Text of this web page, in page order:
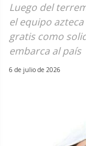
Luego del
el equipo
gratis como
embarca al país
6 de julio de 2026